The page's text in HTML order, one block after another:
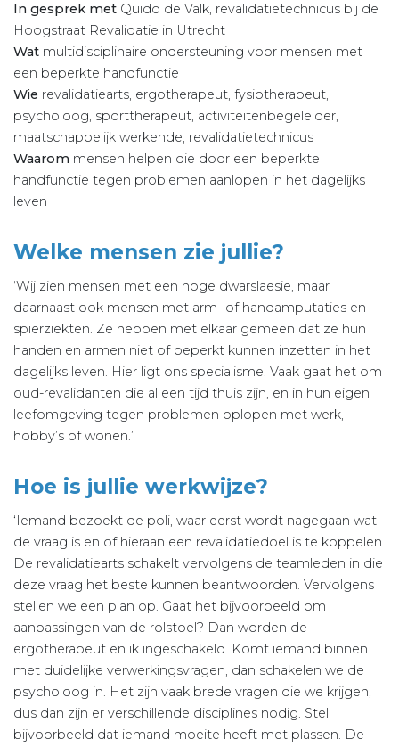
In gesprek met Quido de Valk, revalidatietechnicus bij de
Hoogstraat Revalidatie in Utrecht
Wat multidisciplinaire ondersteuning voor mensen met
een beperkte handfunctie
Wie revalidatiearts, ergotherapeut, fysiotherapeut,
psycholoog, sporttherapeut, activiteitenbegeleider,
maatschappelijk werkende, revalidatietechnicus
Waarom mensen helpen die door een beperkte
handfunctie tegen problemen aanlopen in het dagelijks
leven
Welke mensen zie jullie?
‘Wij zien mensen met een hoge dwarslaesie, maar
daarnaast ook mensen met arm- of handamputaties en
spierziekten. Ze hebben met elkaar gemeen dat ze hun
handen en armen niet of beperkt kunnen inzetten in het
dagelijks leven. Hier ligt ons specialisme. Vaak gaat het om
oud-revalidanten die al een tijd thuis zijn, en in hun eigen
leefomgeving tegen problemen oplopen met werk,
hobby’s of wonen.’
Hoe is jullie werkwijze?
‘Iemand bezoekt de poli, waar eerst wordt nagegaan wat
de vraag is en of hieraan een revalidatiedoel is te koppelen.
De revalidatiearts schakelt vervolgens de teamleden in die
deze vraag het beste kunnen beantwoorden. Vervolgens
stellen we een plan op. Gaat het bijvoorbeeld om
aanpassingen van de rolstoel? Dan worden de
ergotherapeut en ik ingeschakeld. Komt iemand binnen
met duidelijke verwerkingsvragen, dan schakelen we de
psycholoog in. Het zijn vaak brede vragen die we krijgen,
dus dan zijn er verschillende disciplines nodig. Stel
bijvoorbeeld dat iemand moeite heeft met plassen. De